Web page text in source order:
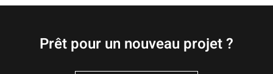
Prêt pour un nouveau projet ?